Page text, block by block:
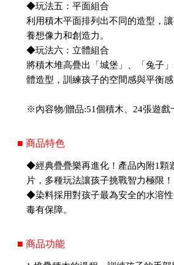
◆玩法五：平面組合
利用積木平面排列出不同的造型，
養想像力和創造力。
◆玩法六：立體組合
將積木堆高疊出「城堡」、「兔子
體造型，訓練孩子的空間感與平衡感
※內容物/贈品:51個積木、24張遊戲
■ 商品特色
◆經典疊疊樂再進化！產品內附1顆
片，多種玩法讓孩子挑戰智力極限！
◆染料採用對孩子最為安全的水溶
毒有保障。
■ 商品功能